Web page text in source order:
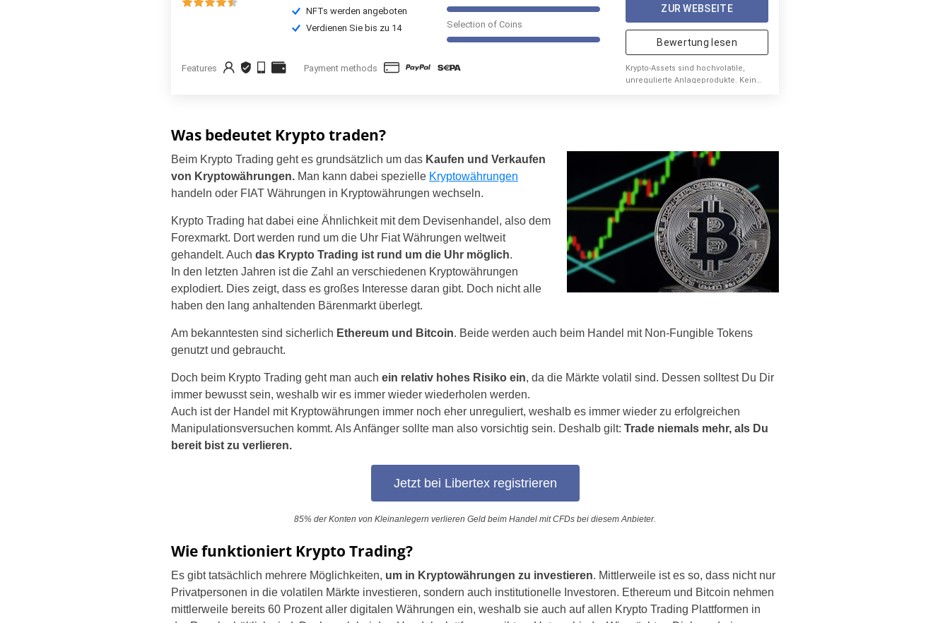
Germany
United States
UAE Arabic
Bulgaria
Spain
Hungary
Italy
Lithuania
Netherlands
Poland
NFTs werden angeboten
Verdienen Sie bis zu 14
Selection of Coins
Features Payment methods
ZUR WEBSEITE
Bewertung lesen
Krypto-Assets sind hochvolatile,
unregulierte Anlageprodukte. Kein
Was bedeutet Krypto traden?
Beim Krypto Trading geht es grundsätzlich um das Kaufen und Verkaufen
von Kryptowährungen. Man kann dabei spezielle Kryptowährungen
handeln oder FIAT Währungen in Kryptowährungen wechseln.
Krypto Trading hat dabei eine Ähnlichkeit mit dem Devisenhandel, also dem
Forexmarkt. Dort werden rund um die Uhr Fiat Währungen weltweit
gehandelt. Auch das Krypto Trading ist rund um die Uhr möglich.
In den letzten Jahren ist die Zahl an verschiedenen Kryptowährungen
explodiert. Dies zeigt, dass es großes Interesse daran gibt. Doch nicht alle
haben den lang anhaltenden Bärenmarkt überlegt.
Am bekanntesten sind sicherlich Ethereum und Bitcoin. Beide werden auch beim Handel mit Non-Fungible Tokens
genutzt und gebraucht.
Doch beim Krypto Trading geht man auch ein relativ hohes Risiko ein, da die Märkte volatil sind. Dessen solltest Du Dir
immer bewusst sein, weshalb wir es immer wieder wiederholen werden.
Auch ist der Handel mit Kryptowährungen immer noch eher unreguliert, weshalb es immer wieder zu erfolgreichen
Manipulationsversuchen kommt. Als Anfänger sollte man also vorsichtig sein. Deshalb gilt: Trade niemals mehr, als Du
bereit bist zu verlieren.
Jetzt bei Libertex registrieren
85% der Konten von Kleinanlegern verlieren Geld beim Handel mit CFDs bei diesem Anbieter.
Wie funktioniert Krypto Trading?
Es gibt tatsächlich mehrere Möglichkeiten, um in Kryptowährungen zu investieren. Mittlerweile ist es so, dass nicht nur
Privatpersonen in die volatilen Märkte investieren, sondern auch institutionelle Investoren. Ethereum und Bitcoin nehmen
mittlerweile bereits 60 Prozent aller digitalen Währungen ein, weshalb sie auch auf allen Krypto Trading Plattformen in